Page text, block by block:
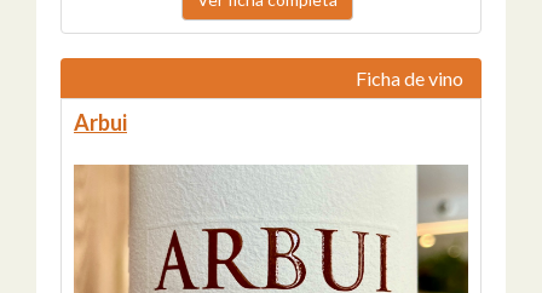
Ficha de vino
Arbui